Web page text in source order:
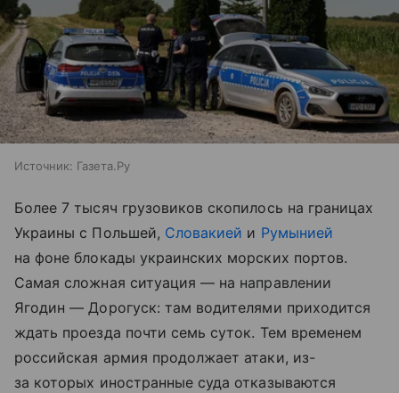
Источник: Газета.Ру
Более 7 тысяч грузовиков скопилось на границах
Украины с Польшей, Словакией и Румынией
на фоне блокады украинских морских портов.
Самая сложная ситуация — на направлении
Ягодин — Дорогуск: там водителями приходится
ждать проезда почти семь суток. Тем временем
российская армия продолжает атаки, из-
за которых иностранные суда отказываются